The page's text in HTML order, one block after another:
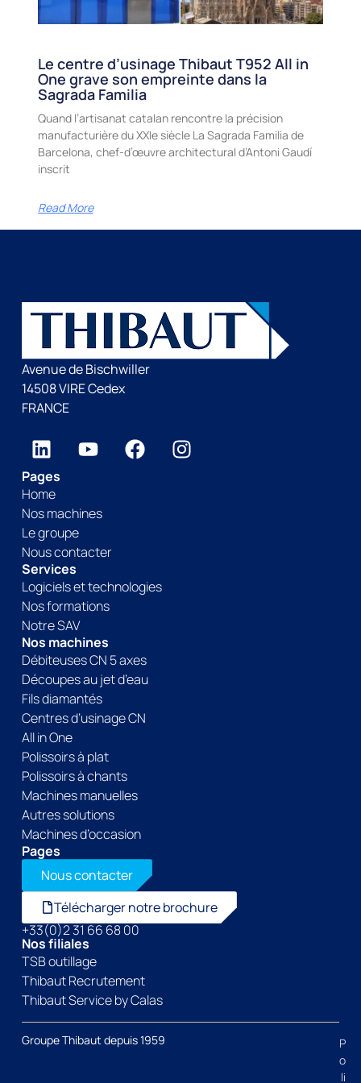
Le centre d’usinage Thibaut T952 All in
One grave son empreinte dans la
Sagrada Familia
Quand l’artisanat catalan rencontre la précision
manufacturière du XXIe siècle La Sagrada Familia de
Barcelona, chef-d’œuvre architectural d’Antoni Gaudí
inscrit
Read More
Avenue de Bischwiller
14508 VIRE Cedex
FRANCE
Pages
Home
Nos machines
Le groupe
Nous contacter
Services
Logiciels et technologies
Nos formations
Notre SAV
Nos machines
Débiteuses CN 5 axes
Découpes au jet d’eau
Fils diamantés
Centres d’usinage CN
All in One
Polissoirs à plat
Polissoirs à chants
Machines manuelles
Autres solutions
Machines d’occasion
Pages
Nous contacter
Télécharger notre brochure
+33(0)2 31 66 68 00
Nos filiales
TSB outillage
Thibaut Recrutement
Thibaut Service by Calas
Groupe Thibaut depuis 1959
P
o
li